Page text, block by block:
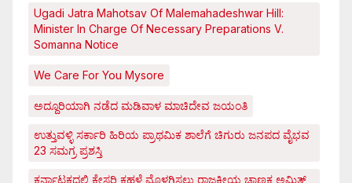
Ugadi Jatra Mahotsav Of Malemahadeshwar Hill:
Minister In Charge Of Necessary Preparations V.
Somanna Notice
We Care For You Mysore
ಅದ್ದೂರಿಯಾಗಿ ನಡೆದ ಮಡಿವಾಳ ಮಾಚಿದೇವ ಜಯಂತಿ
ಉತ್ತುವಳ್ಳಿ ಸರ್ಕಾರಿ ಹಿರಿಯ ಪ್ರಾಥಮಿಕ ಶಾಲೆಗೆ ಚಿಗುರು ಜನಪದ ವೈಭವ
23 ಸಮಗ್ರ ಪ್ರಶಸ್ತಿ
ಕರ್ನಾಟಕದಲ್ಲಿ ಕೇಸರಿ ಕಹಳೆ ಮೊಳಗಿಸಲು ರಾಜಕೀಯ ಚಾಣಕ್ಯ ಅಮಿತ್